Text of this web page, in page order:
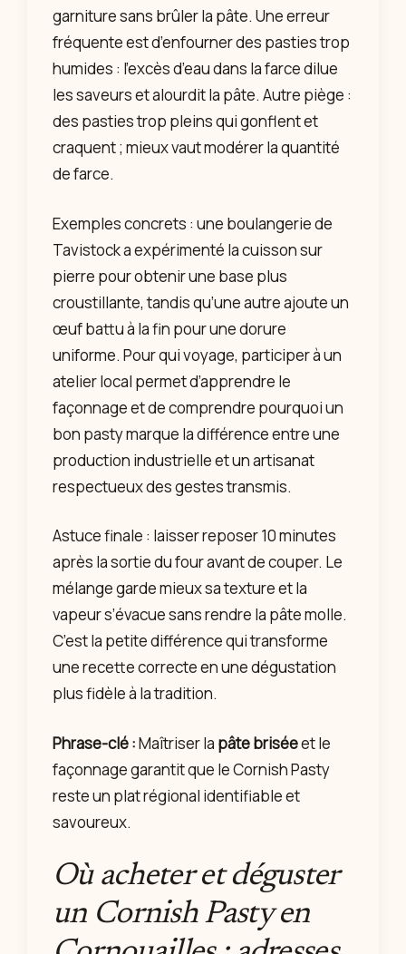
garniture sans brûler la pâte. Une erreur
fréquente est d’enfourner des pasties trop
humides : l’excès d’eau dans la farce dilue
les saveurs et alourdit la pâte. Autre piège :
des pasties trop pleins qui gonflent et
craquent ; mieux vaut modérer la quantité
de farce.
Exemples concrets : une boulangerie de
Tavistock a expérimenté la cuisson sur
pierre pour obtenir une base plus
croustillante, tandis qu’une autre ajoute un
œuf battu à la fin pour une dorure
uniforme. Pour qui voyage, participer à un
atelier local permet d’apprendre le
façonnage et de comprendre pourquoi un
bon pasty marque la différence entre une
production industrielle et un artisanat
respectueux des gestes transmis.
Astuce finale : laisser reposer 10 minutes
après la sortie du four avant de couper. Le
mélange garde mieux sa texture et la
vapeur s’évacue sans rendre la pâte molle.
C’est la petite différence qui transforme
une recette correcte en une dégustation
plus fidèle à la tradition.
Phrase-clé :Maîtriser la pâte briséeet le
façonnage garantit que le Cornish Pasty
reste un plat régional identifiable et
savoureux.
Où acheter et déguster
un Cornish Pasty en